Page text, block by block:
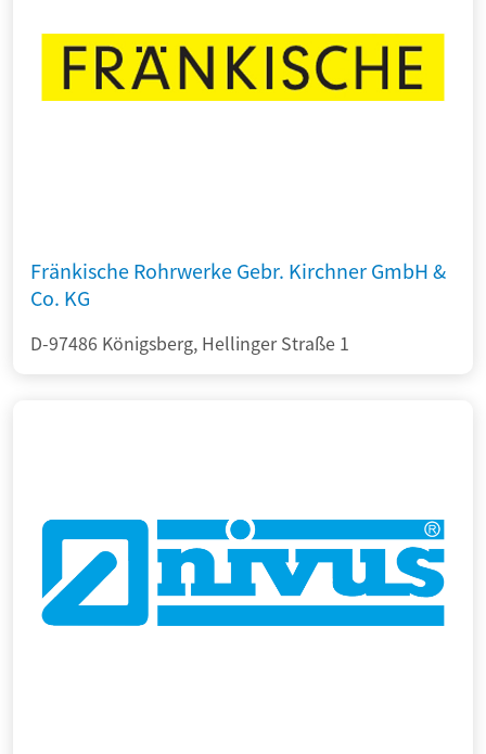
Fränkische Rohrwerke Gebr. Kirchner GmbH &
Co. KG
D-97486 Königsberg, Hellinger Straße 1